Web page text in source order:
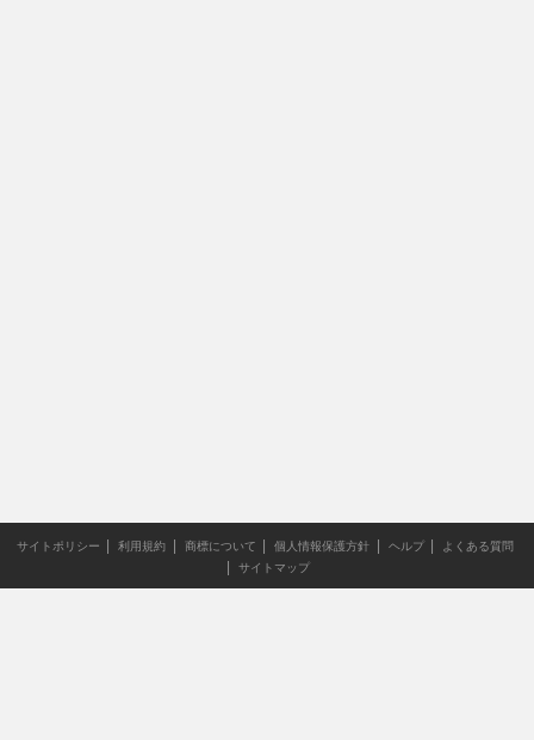
サイトポリシー 利用規約 商標について 個人情報保護方針 ヘルプ
よくある質問
サイトマップ